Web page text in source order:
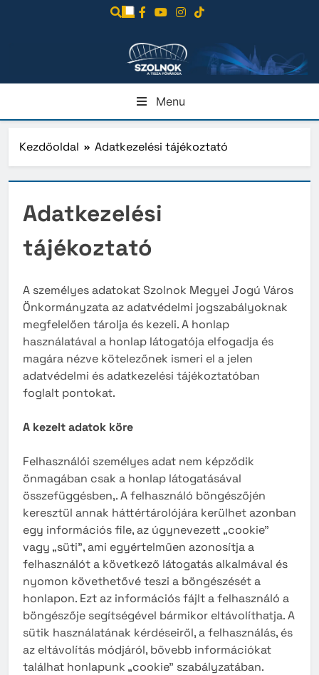
Menu
Kezdőoldal Adatkezelési tájékoztató
Adatkezelési
tájékoztató
A személyes adatokat Szolnok Megyei Jogú Város
Önkormányzata az adatvédelmi jogszabályoknak
megfelelően tárolja és kezeli. A honlap
használatával a honlap látogatója elfogadja és
magára nézve kötelezőnek ismeri el a jelen
adatvédelmi és adatkezelési tájékoztatóban
foglalt pontokat.
A kezelt adatok köre
Felhasználói személyes adat nem képződik
önmagában csak a honlap látogatásával
összefüggésben,. A felhasználó böngészőjén
keresztül annak háttértárolójára kerülhet azonban
egy információs file, az úgynevezett „cookie”
vagy „süti”, ami egyértelműen azonosítja a
felhasználót a következő látogatás alkalmával és
nyomon követhetővé teszi a böngészését a
honlapon. Ezt az információs fájlt a felhasználó a
böngészője segítségével bármikor eltávolíthatja. A
sütik használatának kérdéseiről, a felhasználás, és
az eltávolítás módjáról, bővebb információkat
találhat honlapunk „cookie” szabályzatában.